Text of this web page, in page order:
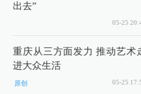
出去”
05-25
重庆从三方面发力 推动艺术
进大众生活
原创 05-25